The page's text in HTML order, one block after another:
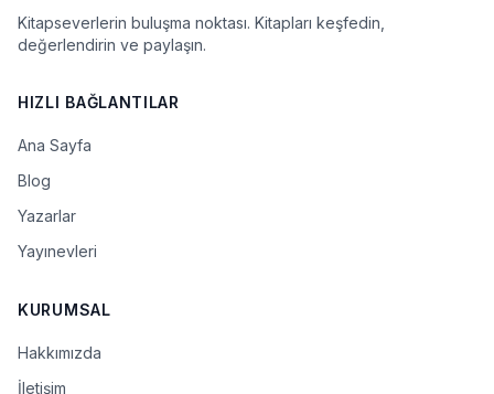
Kitapseverlerin buluşma noktası. Kitapları keşfedin,
değerlendirin ve paylaşın.
HIZLI BAĞLANTILAR
Ana Sayfa
Blog
Yazarlar
Yayınevleri
KURUMSAL
Hakkımızda
İletişim